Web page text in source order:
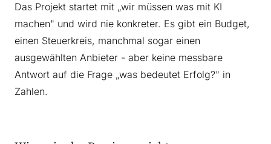
Das Projekt startet mit „wir müssen was mit KI
machen" und wird nie konkreter. Es gibt ein Budget,
einen Steuerkreis, manchmal sogar einen
ausgewählten Anbieter - aber keine messbare
Antwort auf die Frage „was bedeutet Erfolg?" in
Zahlen.